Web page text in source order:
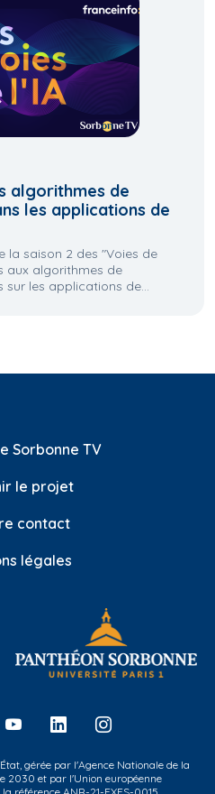
algorithmes de
les applications de
la saison 2 des "Voies de
aux algorithmes de
les applications de...
Sorbonne TV
le projet
contact
légales
gérée par l'Agence Nationale de la
2030 et par l'Union européenne